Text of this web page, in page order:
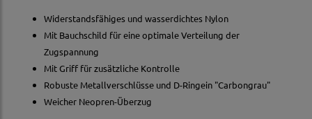
Widerstandsfähiges und wasserdichtes Nylon
Mit Bauchschild für eine optimale Verteilung der
Zugspannung
Mit Griff für zusätzliche Kontrolle
Robuste Metallverschlüsse und D-Ringein "Carbongrau"
Weicher Neopren-Überzug